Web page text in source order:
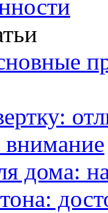
внимание
дома: